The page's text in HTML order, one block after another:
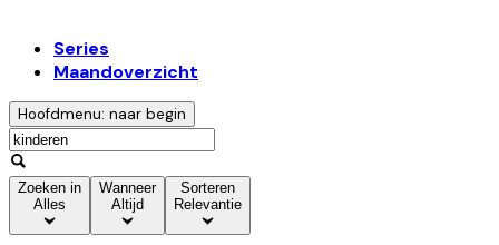
Series
Maandoverzicht
Hoofdmenu: naar begin
Zoeken in
Alles
Wanneer
Altijd
Sorteren
Relevantie